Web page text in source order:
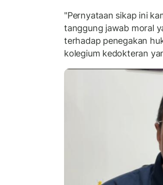
"Pernyataan sikap ini
tanggung jawab moral
terhadap penegakan
kolegium kedokteran